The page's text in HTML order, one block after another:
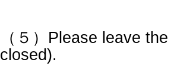
（５）Please leave
closed).